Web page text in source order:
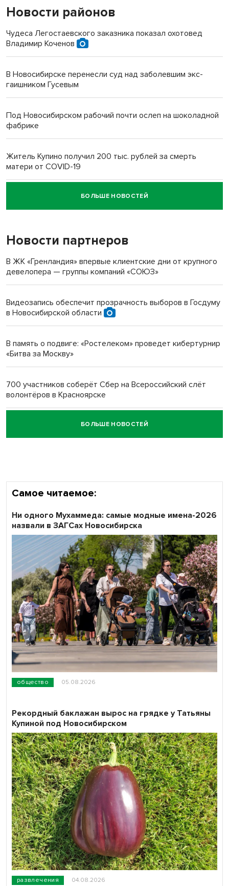
Новости районов
Чудеса Легостаевского заказника показал охотовед
Владимир Коченов
В Новосибирске перенесли суд над заболевшим экс-
гаишником Гусевым
Под Новосибирском рабочий почти ослеп на шоколадной
фабрике
Житель Купино получил 200 тыс. рублей за смерть
матери от COVID-19
Новосибирский суд наказал водителя за смерть
пенсионерки на вокзале
«Мы живём на пастбище!»: в новосибирском селе лошади
терроризируют жителей
Новосибирский преподаватель с женой вошли в топ-16
БОЛЬШЕ НОВОСТЕЙ
Новости партнеров
В ЖК «Гренландия» впервые клиентские дни от крупного
девелопера — группы компаний «СОЮЗ»
Видеозапись обеспечит прозрачность выборов в Госдуму
в Новосибирской области
В память о подвиге: «Ростелеком» проведет кибертурнир
«Битва за Москву»
700 участников соберёт Сбер на Всероссийский слёт
волонтёров в Красноярске
Честный выбор: видеонаблюдение обеспечит
объективность результатов ЕДГ в Новосибирской
БОЛЬШЕ НОВОСТЕЙ
Самое читаемое:
общество 05.08.2026
Ни одного Мухаммеда: самые модные имена-2026
назвали в ЗАГСах Новосибирска
развлечения 04.08.2026
Рекордный баклажан вырос на грядке у Татьяны
Купиной под Новосибирском